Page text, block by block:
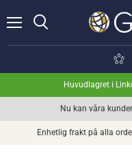
Huvudlagret i
Nu kan våra
Enhetlig frakt på alla